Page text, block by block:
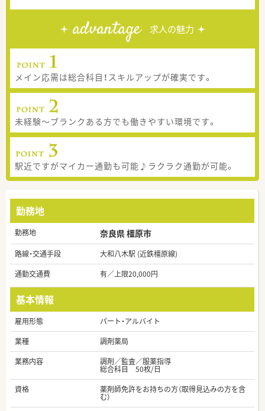
advantage 求人の魅力
メイン応需は総合科目！スキルアップが確実です。
未経験～ブランクある方でも働きやすい環境です。
駅近ですがマイカー通勤も可能♪ラクラク通勤が可能。
勤務地
勤務地 奈良県 橿原市
路線・交通手段
大和八木駅 (近鉄橿原線)
通勤交通費
有／上限20,000円
基本情報
雇用形態
パート・アルバイト
業種
調剤薬局
業務内容
調剤／監査／服薬指導
総合科目 50枚/日
資格
薬剤師免許をお持ちの方（取得見込みの方を含
む）